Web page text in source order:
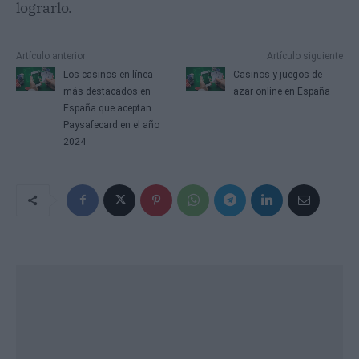
lograrlo.
Artículo anterior
Los casinos en línea
más destacados en
España que aceptan
Paysafecard en el año
2024
Artículo siguiente
Casinos y juegos de
azar online en España